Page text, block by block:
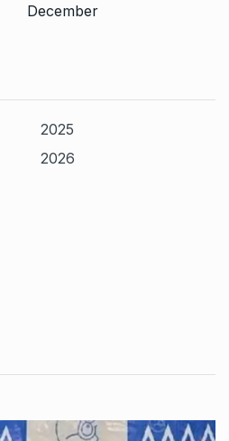
December
2025
2026